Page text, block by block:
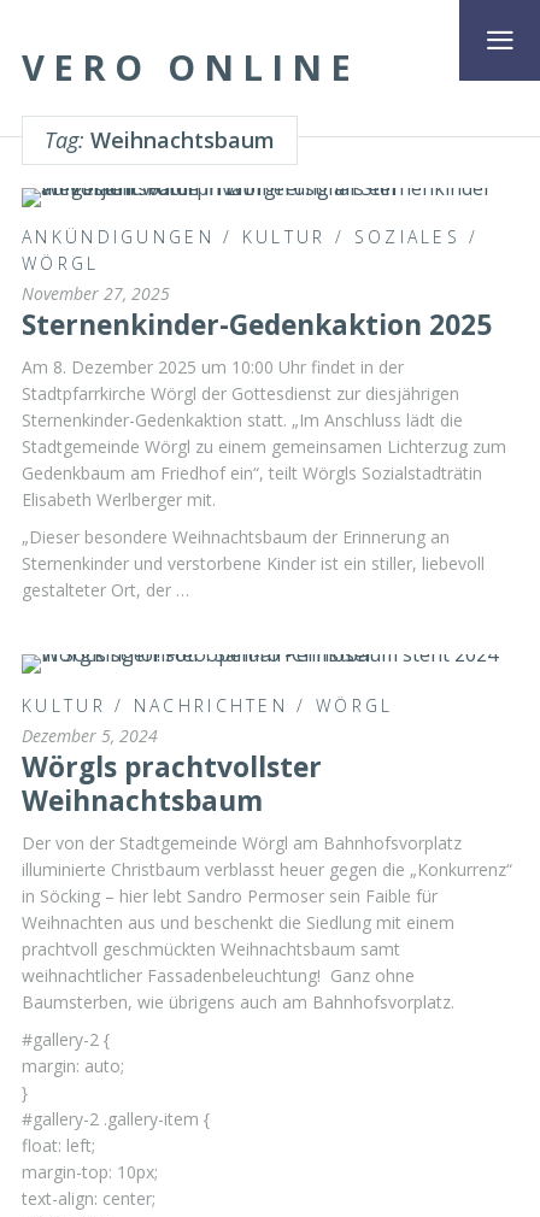
VERO ONLINE
Tag: Weihnachtsbaum
ANKÜNDIGUNGEN / KULTUR / SOZIALES /
WÖRGL
November 27, 2025
Sternenkinder-Gedenkaktion 2025
Am 8. Dezember 2025 um 10:00 Uhr findet in der
Stadtpfarrkirche Wörgl der Gottesdienst zur diesjährigen
Sternenkinder-Gedenkaktion statt. „Im Anschluss lädt die
Stadtgemeinde Wörgl zu einem gemeinsamen Lichterzug zum
Gedenkbaum am Friedhof ein“, teilt Wörgls Sozialstadträtin
Elisabeth Werlberger mit.
„Dieser besondere Weihnachtsbaum der Erinnerung an
Sternenkinder und verstorbene Kinder ist ein stiller, liebevoll
gestalteter Ort, der …
KULTUR / NACHRICHTEN /WÖRGL
Dezember 5, 2024
Wörgls prachtvollster
Weihnachtsbaum
Der von der Stadtgemeinde Wörgl am Bahnhofsvorplatz
illuminierte Christbaum verblasst heuer gegen die „Konkurrenz“
in Söcking – hier lebt Sandro Permoser sein Faible für
Weihnachten aus und beschenkt die Siedlung mit einem
prachtvoll geschmückten Weihnachtsbaum samt
weihnachtlicher Fassadenbeleuchtung! Ganz ohne
Baumsterben, wie übrigens auch am Bahnhofsvorplatz.
#gallery-2 {
margin: auto;
}
#gallery-2 .gallery-item {
float: left;
margin-top: 10px;
text-align: center;